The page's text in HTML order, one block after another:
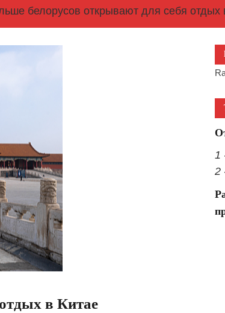
белорусов открывают для себя отдых
в Китае
1
2